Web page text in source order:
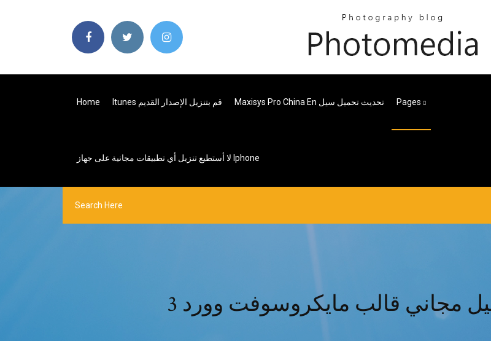
Home Itunes قم بتنزيل الإصدار القديم Maxisys Pro China En تحديث تحميل سيل Pages
لا أستطيع تنزيل أي تطبيقات مجانية على جهاز Iphone